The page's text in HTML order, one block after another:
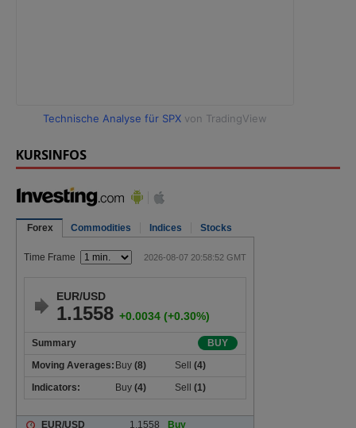
Technische Analyse für SPX von TradingView
KURSINFOS